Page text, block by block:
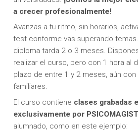
a crecer profesionalmente!
Avanzas a tu ritmo, sin horarios,
test conforme vas superando temas.
diploma tarda 2 o 3 meses.
realizar el curso, pero con 1 hora al
plazo de entre 1 y 2 meses, aún
familiares.
El curso contiene clases grabadas
exclusivamente por
alumnado, como en este ejemplo: